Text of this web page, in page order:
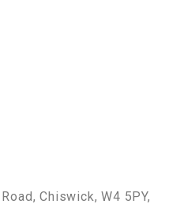
Chiswick, W4 5PY,